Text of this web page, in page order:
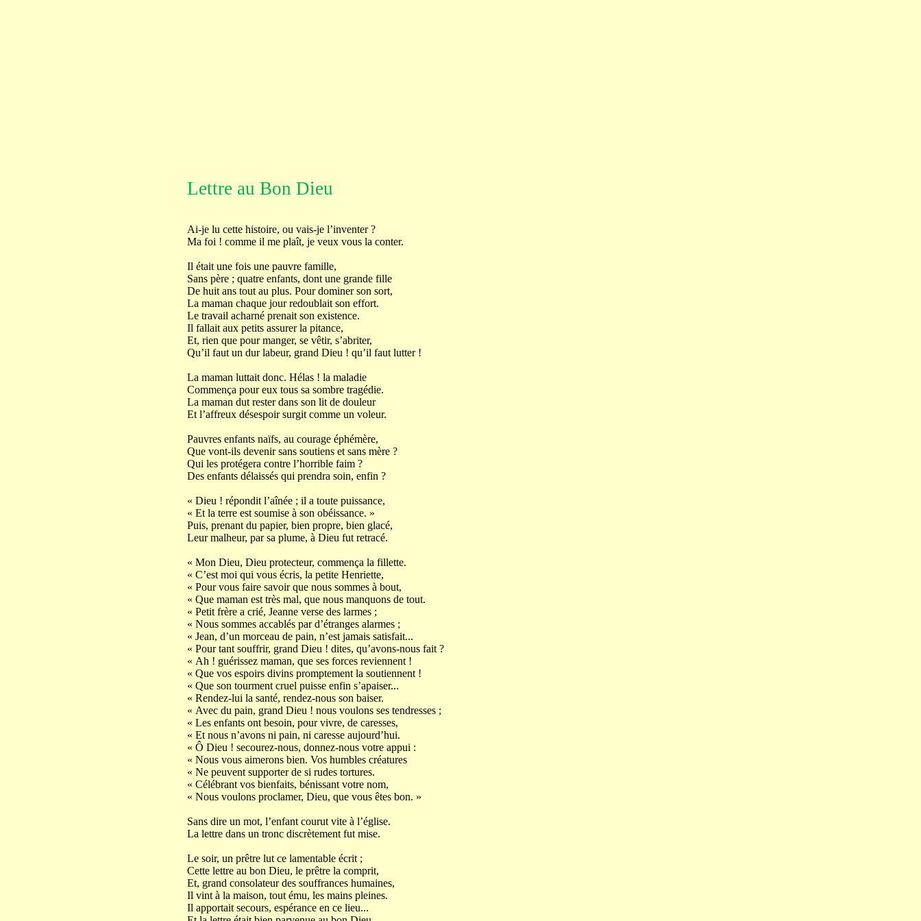
Lettre au Bon Dieu
Ai-je lu cette histoire, ou vais-je l’inventer ?
Ma foi ! comme il me plaît, je veux vous la conter.
Il était une fois une pauvre famille,
Sans père ; quatre enfants, dont une grande fille
De huit ans tout au plus. Pour dominer son sort,
La maman chaque jour redoublait son effort.
Le travail acharné prenait son existence.
Il fallait aux petits assurer la pitance,
Et, rien que pour manger, se vêtir, s’abriter,
Qu’il faut un dur labeur, grand Dieu ! qu’il faut lutter !
La maman luttait donc. Hélas ! la maladie
Commença pour eux tous sa sombre tragédie.
La maman dut rester dans son lit de douleur
Et l’affreux désespoir surgit comme un voleur.
Pauvres enfants naïfs, au courage éphémère,
Que vont-ils devenir sans soutiens et sans mère ?
Qui les protégera contre l’horrible faim ?
Des enfants délaissés qui prendra soin, enfin ?
« Dieu ! répondit l’aînée ; il a toute puissance,
« Et la terre est soumise à son obéissance. »
Puis, prenant du papier, bien propre, bien glacé,
Leur malheur, par sa plume, à Dieu fut retracé.
« Mon Dieu, Dieu protecteur, commença la fillette.
« C’est moi qui vous écris, la petite Henriette,
« Pour vous faire savoir que nous sommes à bout,
« Que maman est très mal, que nous manquons de tout.
« Petit frère a crié, Jeanne verse des larmes ;
« Nous sommes accablés par d’étranges alarmes ;
« Jean, d’un morceau de pain, n’est jamais satisfait...
« Pour tant souffrir, grand Dieu ! dites, qu’avons-nous fait ?
« Ah ! guérissez maman, que ses forces reviennent !
« Que vos espoirs divins promptement la soutiennent !
« Que son tourment cruel puisse enfin s’apaiser...
« Rendez-lui la santé, rendez-nous son baiser.
« Avec du pain, grand Dieu ! nous voulons ses tendresses ;
« Les enfants ont besoin, pour vivre, de caresses,
« Et nous n’avons ni pain, ni caresse aujourd’hui.
« Ô Dieu ! secourez-nous, donnez-nous votre appui :
« Nous vous aimerons bien. Vos humbles créatures
« Ne peuvent supporter de si rudes tortures.
« Célébrant vos bienfaits, bénissant votre nom,
« Nous voulons proclamer, Dieu, que vous êtes bon. »
Sans dire un mot, l’enfant courut vite à l’église.
La lettre dans un tronc discrètement fut mise.
Le soir, un prêtre lut ce lamentable écrit ;
Cette lettre au bon Dieu, le prêtre la comprit,
Et, grand consolateur des souffrances humaines,
Il vint à la maison, tout ému, les mains pleines.
Il apportait secours, espérance en ce lieu...